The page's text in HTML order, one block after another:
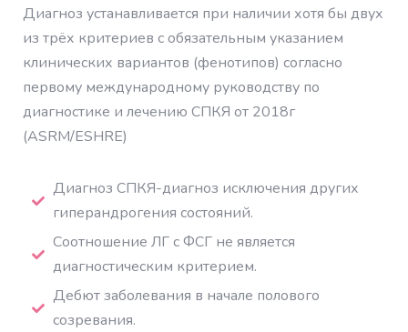
Диагноз устанавливается при наличии хотя бы двух
из трёх критериев с обязательным указанием
клинических вариантов (фенотипов) согласно
первому международному руководству по
диагностике и лечению СПКЯ от 2018г
(ASRM/ESHRE)
Диагноз СПКЯ-диагноз исключения других
гиперандрогения состояний.
Соотношение ЛГ с ФСГ не является
диагностическим критерием.
Дебют заболевания в начале полового
созревания.